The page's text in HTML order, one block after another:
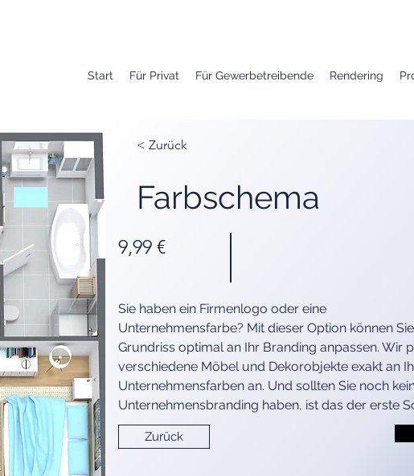
Start Für Privat Für Gewerbetreibende Rendering
< Zurück
Farbschema
9,99 €
Sie haben ein Firmenlogo oder eine
Unternehmensfarbe? Mit dieser Option können
Grundriss optimal an Ihr Branding anpassen. Wir
verschiedene Möbel und Dekorobjekte exakt an
Unternehmensfarben an. Und sollten Sie noch
Unternehmensbranding haben, ist das der erste
Zurück